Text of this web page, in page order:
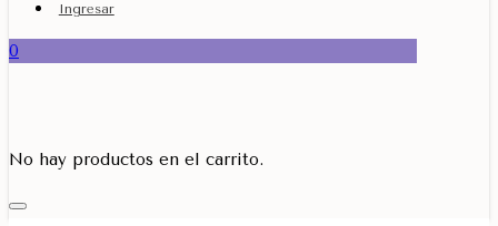
Ingresar
0
No hay productos en el carrito.